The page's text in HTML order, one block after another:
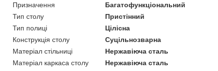
Призначення
Багатофункціональний
Тип столу
Пристінний
Тип полиці
Цілісна
Конструкція столу
Суцільнозварна
Матеріал стільниці
Нержавіюча сталь
Матеріал каркаса столу
Нержавіюча сталь